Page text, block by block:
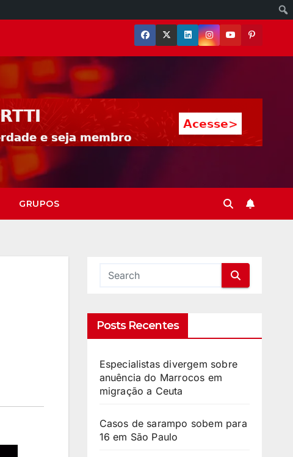
GRUPOS
Posts Recentes
Especialistas divergem sobre
anuência do Marrocos em
migração a Ceuta
Casos de sarampo sobem para
16 em São Paulo